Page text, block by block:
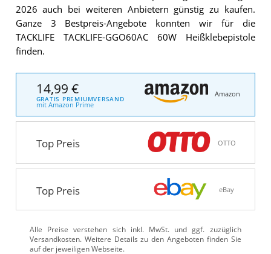
2026 auch bei weiteren Anbietern günstig zu kaufen.
Ganze 3 Bestpreis-Angebote konnten wir für die
TACKLIFE TACKLIFE-GGO60AC 60W Heißklebepistole
finden.
14,99 €
GRATIS PREMIUMVERSAND
mit Amazon Prime
Amazon
Top Preis OTTO
Top Preis eBay
Alle Preise verstehen sich inkl. MwSt. und ggf. zuzüglich
Versandkosten. Weitere Details zu den Angeboten finden Sie
auf der jeweiligen Webseite.